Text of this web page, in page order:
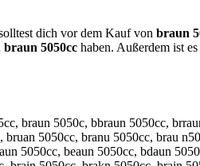
dich vor dem Kauf von braun
braun 5050cc haben. Außerdem ist
braun 5050c, bbraun 5050cc,
5050cc, branu 5050cc, brau
5050cc, beaun 5050cc, bdaun